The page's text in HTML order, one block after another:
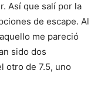
Así que salí por la
de escape. Al
me pareció
sido dos
otro de 7.5, uno